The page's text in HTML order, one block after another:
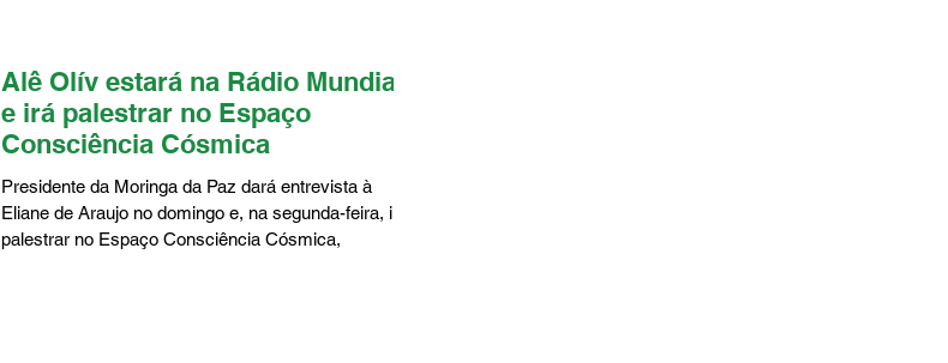
Alê Olív estará na Rádio Mundial
e irá palestrar no Espaço
Consciência Cósmica
Presidente da Moringa da Paz dará entrevista à
Eliane de Araujo no domingo e, na segunda-feira, irá
palestrar no Espaço Consciência Cósmica,